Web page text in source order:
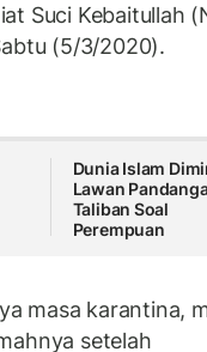
Suci Kebaitullah
(5/3/2020).
Dunia Islam
Lawan
Taliban Soal
Perempuan
masa karantina,
setelah